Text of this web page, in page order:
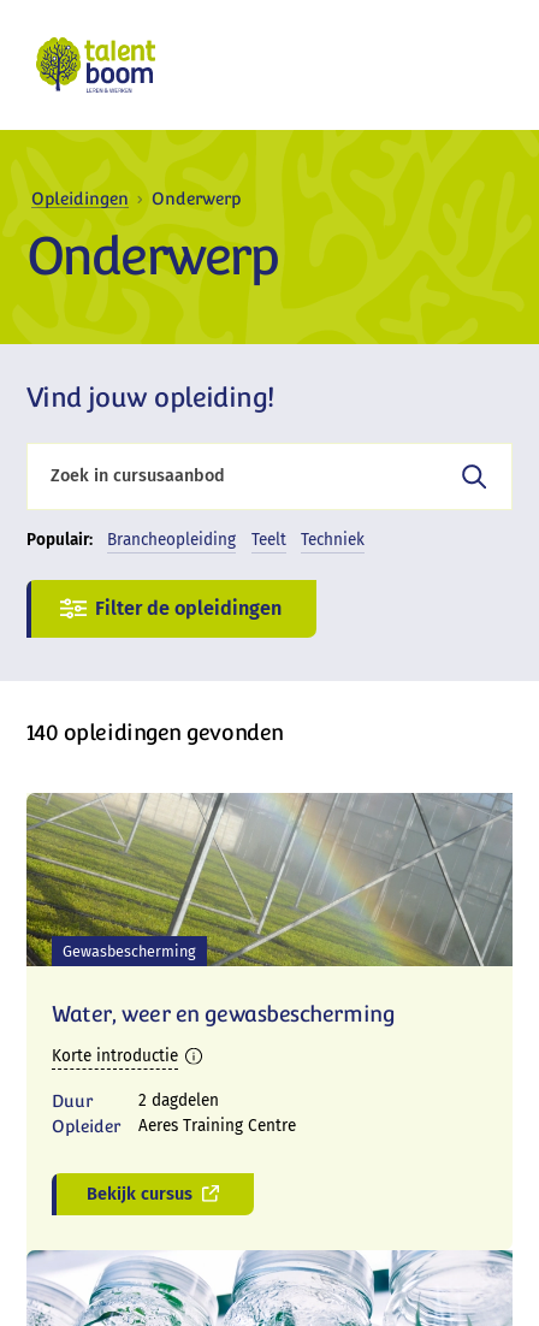
Opleidingen Onderwerp
Onderwerp
Vind jouw opleiding!
Populair: Brancheopleiding Teelt Techniek
140 opleidingen gevonden
Gewasbescherming
Water, weer en gewasbescherming
Korte introductie
Duur
2 dagdelen
Opleider
Aeres Training Centre
Bekijk cursus